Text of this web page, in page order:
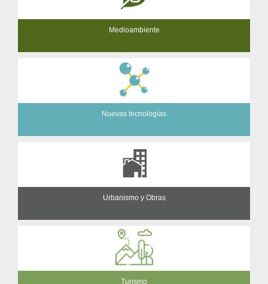
Medioambiente
Nuevas tecnologías
Urbanismo y Obras
Turismo